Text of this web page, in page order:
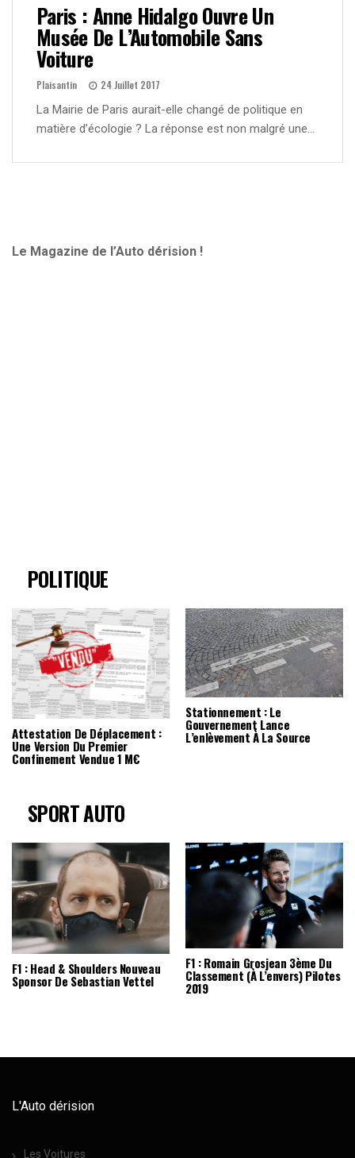
Paris : Anne Hidalgo Ouvre Un
Musée De L’Automobile Sans
Voiture
Plaisantin 24 Juillet 2017
La Mairie de Paris aurait-elle changé de politique en
matière d’écologie ? La réponse est non malgré une…
Le Magazine de l’Auto dérision !
POLITIQUE
Attestation De Déplacement :
Une Version Du Premier
Confinement Vendue 1 M€
Stationnement : Le
Gouvernement Lance
L’enlèvement À La Source
SPORT AUTO
F1 : Head & Shoulders Nouveau
Sponsor De Sebastian Vettel
F1 : Romain Grosjean 3ème Du
Classement (à L’envers) Pilotes
2019
L'Auto dérision
Les Voitures